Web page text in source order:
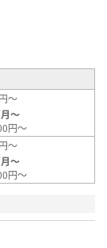
～
～
円～
～
～
円～